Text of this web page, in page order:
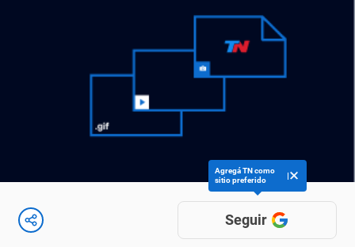
Seguir
Agregá TN como
sitio preferido